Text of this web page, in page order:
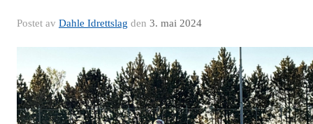
Postet av Dahle Idrettslag den 3. mai 2024